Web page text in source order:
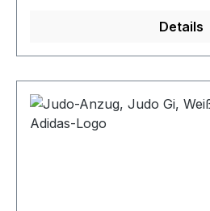
Details